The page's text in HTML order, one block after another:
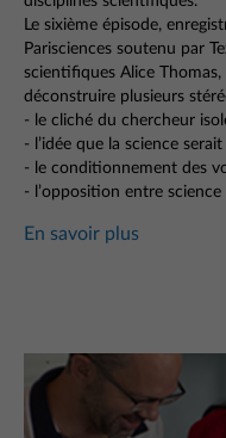
Le sixième épisode,
Parisciences soutenu par
scientifiques Alice Thomas,
déconstruire plusieurs
- le cliché du chercheur
- l’idée que la science
- le conditionnement des
- l’opposition entre science
En savoir plus